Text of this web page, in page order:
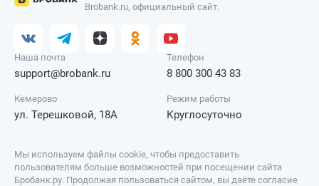
Brobank.ru, официальный сайт.
Наша почта
support@brobank.ru
Телефон
8 800 300 43 83
Кемерово
ул. Терешковой, 18А
Режим работы
Круглосуточно
Мы используем файлы cookie, чтобы предоставить
пользователям больше возможностей при посещении сайта
Бробанк.ру. Продолжая пользоваться сайтом, вы даёте согласие